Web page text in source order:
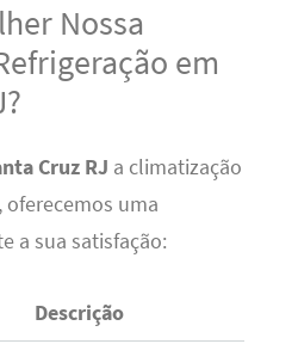
Nossa
em
Cruz RJ a climatização
oferecemos uma
a sua satisfação:
Descrição